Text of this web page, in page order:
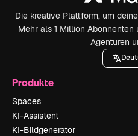
Die kreative Plattform, um
Mehr als 1 Million Abonnenten
Agenturen
Produkte
Spaces
KI-Assistent
KI-Bildgenerator